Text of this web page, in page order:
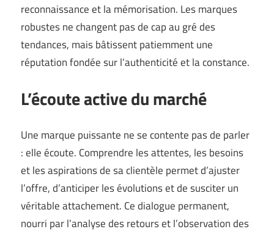
reconnaissance et la mémorisation. Les marques
robustes ne changent pas de cap au gré des
tendances, mais bâtissent patiemment une
réputation fondée sur l’authenticité et la constance.
L’écoute active du marché
Une marque puissante ne se contente pas de parler
: elle écoute. Comprendre les attentes, les besoins
et les aspirations de sa clientèle permet d’ajuster
l’offre, d’anticiper les évolutions et de susciter un
véritable attachement. Ce dialogue permanent,
nourri par l’analyse des retours et l’observation des